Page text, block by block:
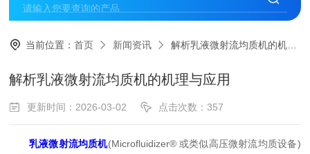
当前位置：首页 新闻资讯 解析乳液微射流均质机的机理与应用
解析乳液微射流均质机的机理与应用
更新时间：2026-03-02 点击次数：357
乳液微射流均质机(Microfluidizer® 或类似高压微射流均质设备)